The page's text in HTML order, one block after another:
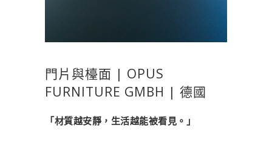
門片與檯面 | OPUS
FURNITURE GMBH | 德國
「材質越安靜，生活越能被看見。」